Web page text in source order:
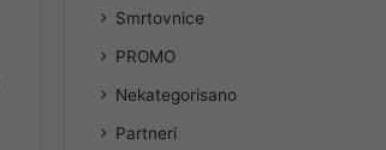
Smrtovnice
PROMO
Nekategorisano
Partneri